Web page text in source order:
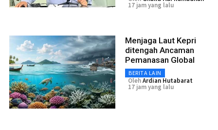
17 jam yang lalu
Menjaga Laut Kepri
ditengah Ancaman
Pemanasan Global
BERITA LAIN
OlehArdian Hutabarat
17 jam yang lalu